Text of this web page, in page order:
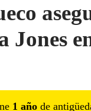
Jones
1 año de